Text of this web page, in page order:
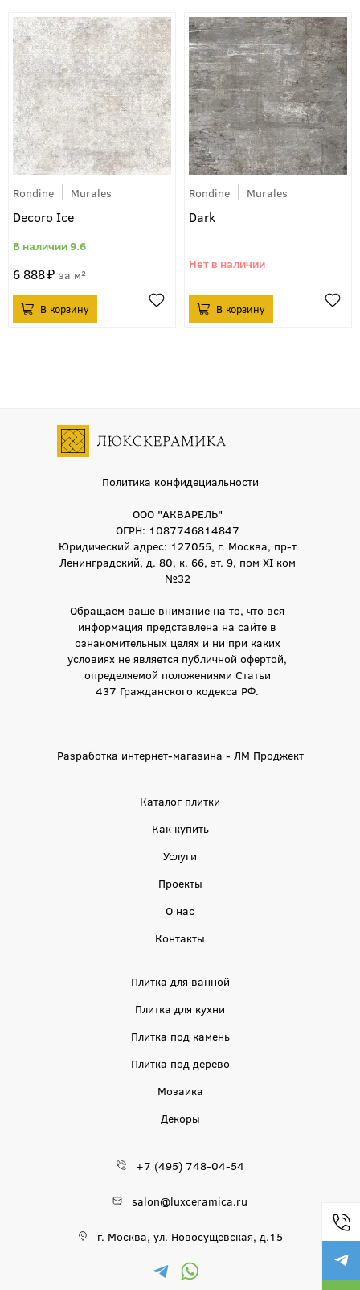
Rondine Murales
Decoro Ice
9.6
6 888 м²
Rondine Murales
Dark
Политика конфидециальности
ООО "АКВАРЕЛЬ"
ОГРН: 1087746814847
Юридический адрес: 127055, г. Москва, пр-т
Ленинградский, д. 80, к. 66, эт. 9, пом XI ком
№32
Обращаем ваше внимание на то, что вся
информация представлена на сайте в
ознакомительных целях и ни при каких
условиях не является публичной офертой,
определяемой положениями Статьи
437 Гражданского кодекса РФ.
Разработка интернет-магазина - ЛМ Проджект
Каталог плитки
Как купить
Услуги
Проекты
О нас
Контакты
Плитка для ванной
Плитка для кухни
Плитка под камень
Плитка под дерево
Мозаика
Декоры
+7 (495) 748-04-54
salon@luxceramica.ru
г. Москва, ул. Новосущевская, д.15